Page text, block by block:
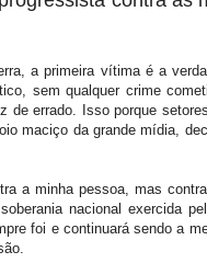
a primeira vítima é a
sem qualquer crime
de errado. Isso porque
maciço da grande mídia,
a minha pessoa, mas
nacional exercida
foi e continuará sendo a